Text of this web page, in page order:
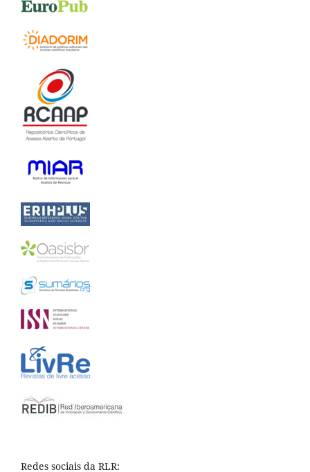
Redes sociais da RLR: